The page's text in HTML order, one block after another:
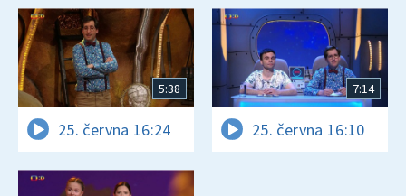
5:38
25. června 16:24
7:14
25. června 16:10